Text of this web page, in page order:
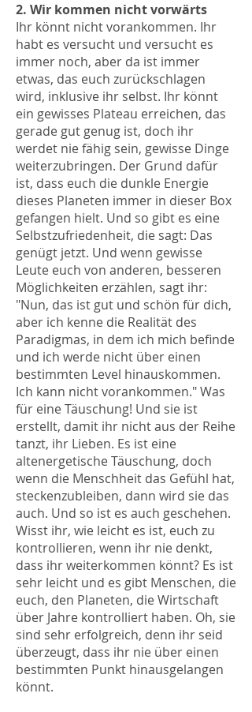
2. Wir kommen nicht vorwärts
Ihr könnt nicht vorankommen. Ihr
habt es versucht und versucht es
immer noch, aber da ist immer
etwas, das euch zurückschlagen
wird, inklusive ihr selbst. Ihr könnt
ein gewisses Plateau erreichen, das
gerade gut genug ist, doch ihr
werdet nie fähig sein, gewisse Dinge
weiterzubringen. Der Grund dafür
ist, dass euch die dunkle Energie
dieses Planeten immer in dieser Box
gefangen hielt. Und so gibt es eine
Selbstzufriedenheit, die sagt: Das
genügt jetzt. Und wenn gewisse
Leute euch von anderen, besseren
Möglichkeiten erzählen, sagt ihr:
"Nun, das ist gut und schön für dich,
aber ich kenne die Realität des
Paradigmas, in dem ich mich befinde
und ich werde nicht über einen
bestimmten Level hinauskommen.
Ich kann nicht vorankommen." Was
für eine Täuschung! Und sie ist
erstellt, damit ihr nicht aus der Reihe
tanzt, ihr Lieben. Es ist eine
altenergetische Täuschung, doch
wenn die Menschheit das Gefühl hat,
steckenzubleiben, dann wird sie das
auch. Und so ist es auch geschehen.
Wisst ihr, wie leicht es ist, euch zu
kontrollieren, wenn ihr nie denkt,
dass ihr weiterkommen könnt? Es ist
sehr leicht und es gibt Menschen, die
euch, den Planeten, die Wirtschaft
über Jahre kontrolliert haben. Oh, sie
sind sehr erfolgreich, denn ihr seid
überzeugt, dass ihr nie über einen
bestimmten Punkt hinausgelangen
könnt.